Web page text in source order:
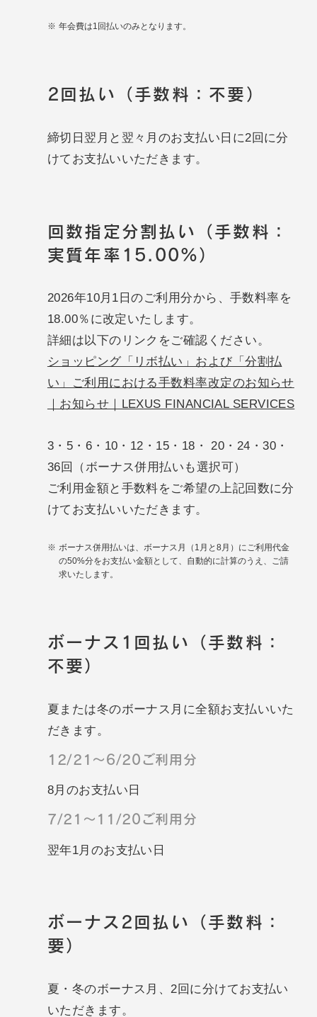
年会費は1回払いのみとなります。
2回払い（手数料：不要）
締切日翌月と翌々月のお支払い日に2回に分
けてお支払いいただきます。
回数指定分割払い（手数料：
実質年率15.00%）
2026年10月1日のご利用分から、手数料率を
18.00％に改定いたします。
詳細は以下のリンクをご確認ください。
ショッピング「リボ払い」および「分割払
い」ご利用における手数料率改定のお知らせ
｜お知らせ｜LEXUS FINANCIAL SERVICES
3・5・6・10・12・15・18・ 20・24・30・
36回（ボーナス併用払いも選択可）
ご利用金額と手数料をご希望の上記回数に分
けてお支払いいただきます。
ボーナス併用払いは、ボーナス月（1月と8月）にご利用代金
の50%分をお支払い金額として、自動的に計算のうえ、ご請
求いたします。
ボーナス1回払い（手数料：
不要）
夏または冬のボーナス月に全額お支払いいた
だきます。
12/21～6/20ご利用分
8月のお支払い日
7/21～11/20ご利用分
翌年1月のお支払い日
ボーナス2回払い（手数料：
要）
夏・冬のボーナス月、2回に分けてお支払い
いただきます。